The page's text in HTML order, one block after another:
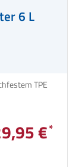
6 L
TPE
€